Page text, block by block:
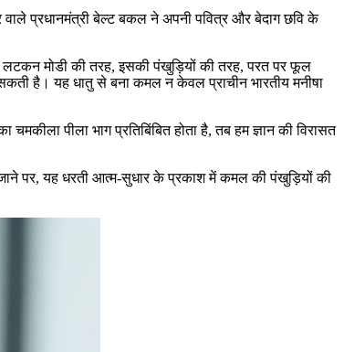
प्रधानमंत्री बेल्ट बकल ने अपनी पवित्र और बेदाग छवि के
लटकन मोडी की तरह, इसकी पंखुड़ियों की तरह, परत पर फूल
है। यह धातु से बना कमल न केवल प्राचीन भारतीय मनीषा
पीला भाग प्रतिबिंबित होता है, तब हम ज्ञान की विरासत
पर, यह धरती आत्म-सुधार के प्रकाश में कमल की पंखुड़ियों की